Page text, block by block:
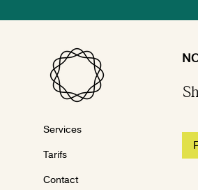
Services
Tarifs
Contact